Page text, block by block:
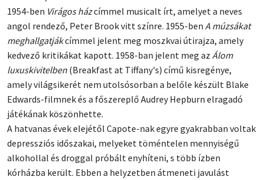
1954-ben Virágos házcímmel musicalt írt, amelyet a neves
angol rendező, Peter Brook vitt színre. 1955-ben A múzsákat
meghallgatjákcímmel jelent meg moszkvai útirajza, amely
kedvező kritikákat kapott. 1958-ban jelent meg az Álom
luxuskivitelben (Breakfast at Tiffany's) című kisregénye,
amely világsikerét nem utolsósorban a belőle készült Blake
Edwards-filmnek és a főszereplő Audrey Hepburn elragadó
játékának köszönhette.
A hatvanas évek elejétől Capote-nak egyre gyakrabban voltak
depressziós időszakai, melyeket töméntelen mennyiségű
alkohollal és droggal próbált enyhíteni, s több ízben
kórházba került. Ebben a helyzetben átmeneti javulást